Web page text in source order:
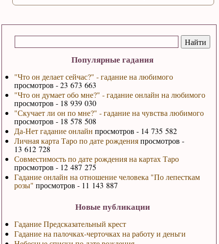
Популярные гадания
"Что он делает сейчас?" - гадание на любимого
просмотров - 23 673 663
"Что он думает обо мне?" - гадание онлайн на любимого
просмотров - 18 939 030
"Скучает ли он по мне?" - гадание на чувства любимого
просмотров - 18 578 508
Да-Нет гадание онлайн просмотров - 14 735 582
Личная карта Таро по дате рожденияпросмотров -
13 612 728
Совместимость по дате рождения на картах Таро
просмотров - 12 487 275
Гадание онлайн на отношение человека "По лепесткам
розы" просмотров - 11 143 887
Новые публикации
Гадание Предсказательный крест
Гадание на палочках-черточках на работу и деньги